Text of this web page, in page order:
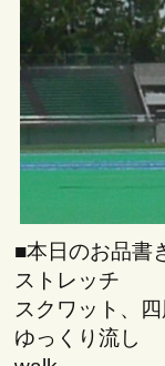
■本日のお品書
ストレッチ
スクワット、
ゆっくり流し